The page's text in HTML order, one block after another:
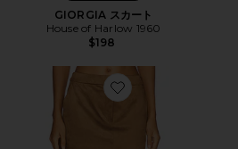
GIORGIA スカート
House of Harlow 1960
$198
Favorite DELLA スカート